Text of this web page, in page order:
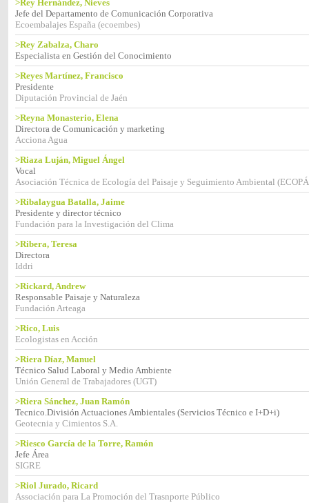
>Rey Hernández, Nieves
Jefe del Departamento de Comunicación Corporativa
Ecoembalajes España (ecoembes)
>Rey Zabalza, Charo
Especialista en Gestión del Conocimiento
>Reyes Martínez, Francisco
Presidente
Diputación Provincial de Jaén
>Reyna Monasterio, Elena
Directora de Comunicación y marketing
Acciona Agua
>Riaza Luján, Miguel Ángel
Vocal
Asociación Técnica de Ecología del Paisaje y Seguimiento Ambiental
>Ribalaygua Batalla, Jaime
Presidente y director técnico
Fundación para la Investigación del Clima
>Ribera, Teresa
Directora
Iddri
>Rickard, Andrew
Responsable Paisaje y Naturaleza
Fundación Arteaga
>Rico, Luis
Ecologistas en Acción
>Riera Díaz, Manuel
Técnico Salud Laboral y Medio Ambiente
Unión General de Trabajadores (UGT)
>Riera Sánchez, Juan Ramón
Tecnico.División Actuaciones Ambientales (Servicios Técnico e I+D+i)
Geotecnia y Cimientos S.A.
>Riesco García de la Torre, Ramón
Jefe Área
SIGRE
>Riol Jurado, Ricard
Associación para La Promoción del Trasnporte Público